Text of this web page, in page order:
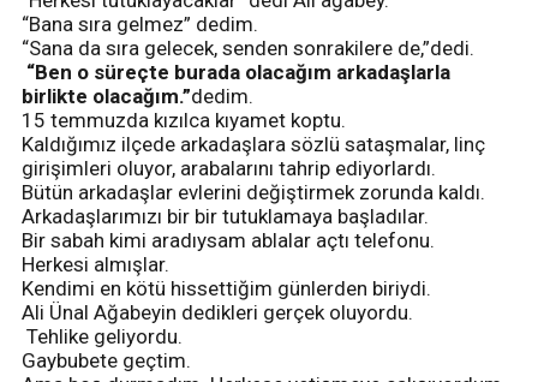
“Bana sıra gelmez” dedim.
“Sana da sıra gelecek, senden sonrakilere de,”dedi.
“Ben o süreçte burada olacağım arkadaşlarla
birlikte olacağım.”dedim.
15 temmuzda kızılca kıyamet koptu.
Kaldığımız ilçede arkadaşlara sözlü sataşmalar, linç
girişimleri oluyor, arabalarını tahrip ediyorlardı.
Bütün arkadaşlar evlerini değiştirmek zorunda kaldı.
Arkadaşlarımızı bir bir tutuklamaya başladılar.
Bir sabah kimi aradıysam ablalar açtı telefonu.
Herkesi almışlar.
Kendimi en kötü hissettiğim günlerden biriydi.
Ali Ünal Ağabeyin dedikleri gerçek oluyordu.
Tehlike geliyordu.
Gaybubete geçtim.